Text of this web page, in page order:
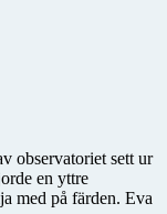
observatoriet sett ur
en yttre
med på färden. Eva